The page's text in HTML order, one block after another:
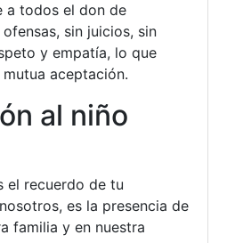
a todos el don de
sin juicios, sin
y empatía, lo que
aceptación.
al niño
el recuerdo de tu
es la presencia de
familia y en nuestra